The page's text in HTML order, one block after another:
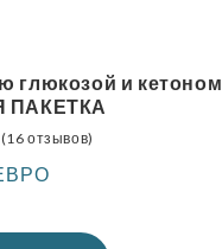
глюкозой и кетоном
ПАКЕТКА
(16 отзывов)